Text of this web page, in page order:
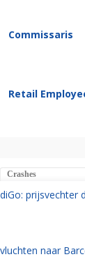
Commissaris
Retail
Crashes
prijsvechter
naar